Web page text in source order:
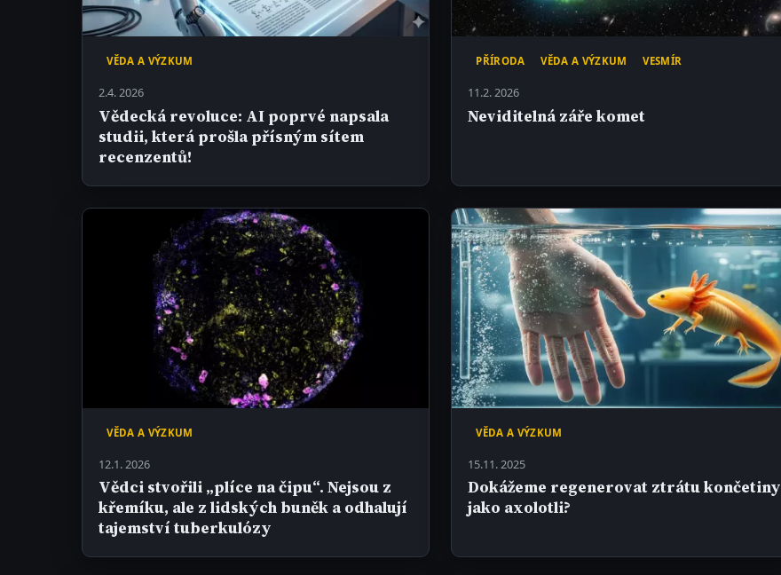
VĚDA A VÝZKUM
2.4. 2026
Vědecká revoluce: AI poprvé napsala
studii, která prošla přísným sítem
recenzentů!
PŘÍRODA VĚDA A VÝZKUM VESMÍR
11.2. 2026
Neviditelná záře komet
VĚDA A VÝZKUM
12.1. 2026
Vědci stvořili „plíce na čipu“. Nejsou z
křemíku, ale z lidských buněk a odhalují
tajemství tuberkulózy
VĚDA A VÝZKUM
15.11. 2025
Dokážeme regenerovat ztrátu končetiny
jako axolotli?